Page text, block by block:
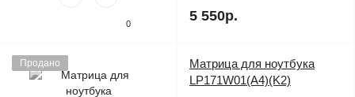
0 5 550р.
Продано
Матрица для ноутбука
LP171W01(A4)(K2)